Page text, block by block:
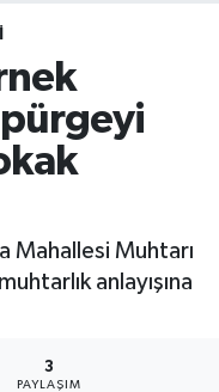
Mahallesi Muhtarı
anlayışına
3
PAYLAŞIM